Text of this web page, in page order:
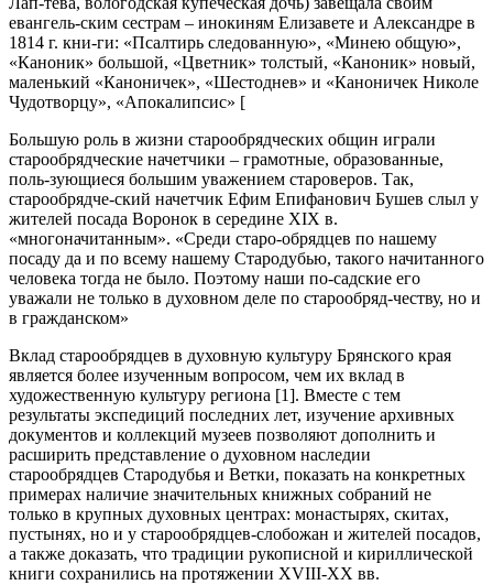
евангель-ским сестрам – инокиням Елизавете и Александре в
1814 г. кни-ги: «Псалтирь следованную», «Минею общую»,
«Каноник» большой, «Цветник» толстый, «Каноник» новый,
маленький «Каноничек», «Шестоднев» и «Каноничек Николе
Чудотворцу», «Апокалипсис» [
Большую роль в жизни старообрядческих общин играли
старообрядческие начетчики – грамотные, образованные,
поль-зующиеся большим уважением староверов. Так,
старообрядче-ский начетчик Ефим Епифанович Бушев слыл у
жителей посада Воронок в середине XIX в.
«многоначитанным». «Среди старо-обрядцев по нашему
посаду да и по всему нашему Стародубью, такого начитанного
человека тогда не было. Поэтому наши по-садские его
уважали не только в духовном деле по старообряд-честву, но и
в гражданском»
Вклад старообрядцев в духовную культуру Брянского края
является более изученным вопросом, чем их вклад в
художественную культуру региона [1]. Вместе с тем
результаты экспедиций последних лет, изучение архивных
документов и коллекций музеев позволяют дополнить и
расширить представление о духовном наследии
старообрядцев Стародубья и Ветки, показать на конкретных
примерах наличие значительных книжных собраний не
только в крупных духовных центрах: монастырях, скитах,
пустынях, но и у старообрядцев-слобожан и жителей посадов,
а также доказать, что традиции рукописной и кириллической
книги сохранились на протяжении XVIII-XX вв.